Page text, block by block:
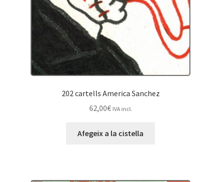
202 cartells America Sanchez
62,00€ IVA incl.
Afegeix a la cistella